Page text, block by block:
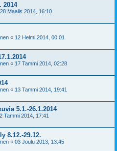
2014
28 Maalis 2014, 16:10
« 12 Helmi 2014, 00:01
« 17 Tammi 2014, 02:28
« 13 Tammi 2014, 19:41
5.1.-26.1.2014
Tammi 2014, 17:41
8.12.-29.12.
« 03 Joulu 2013, 13:45